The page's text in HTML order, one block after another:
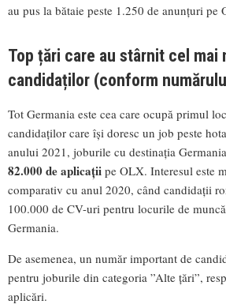
au pus la bătaie peste 1.250 de anunțuri pe
Top țări care au stârnit cel mai
candidaților (conform
Tot Germania este cea care ocupă primul
candidaților care își doresc un job peste
anului 2021, joburile cu destinația
82.000 de aplicații pe OLX. Interesul este
comparativ cu anul 2020, când candidații
100.000 de CV-uri pentru locurile de
Germania.
De asemenea, un număr important de
pentru joburile din categoria ”Alte țări”,
aplicări.